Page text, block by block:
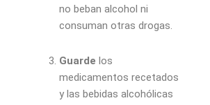
no beban alcohol ni
consuman otras drogas.
Guarde los
medicamentos recetados
y las bebidas alcohólicas